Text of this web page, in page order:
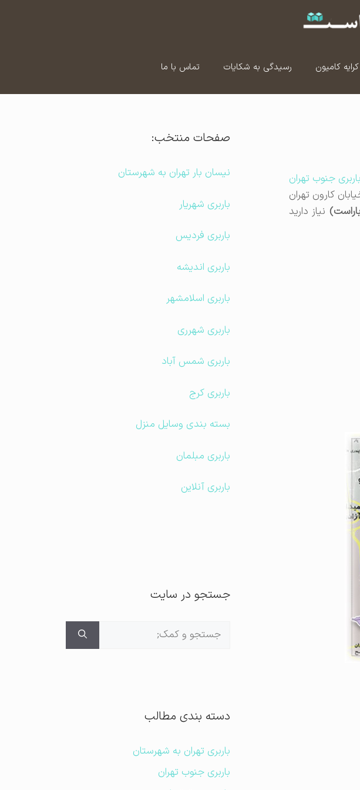
کرایه کامیون رسیدگی به شکایات تماس با ما
باربری جنوب تهران
کارون تهران
نیاز دارید
صفحات منتخب:
نیسان بار تهران به شهرستان
باربری شهریار
باربری فردیس
باربری اندیشه
باربری اسلامشهر
باربری شهرری
باربری شمس آباد
باربری کرج
بسته بندی وسایل منزل
باربری مبلمان
باربری آنلاین
جستجو در سایت
جستجوی
دسته بندی مطالب
باربری تهران به شهرستان
باربری جنوب تهران